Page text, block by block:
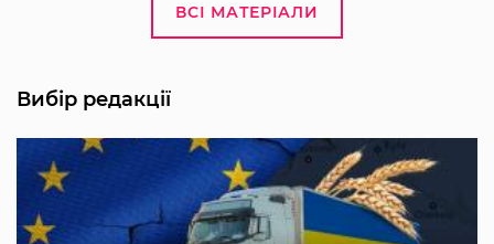
ВСІ МАТЕРІАЛИ
Вибір редакції